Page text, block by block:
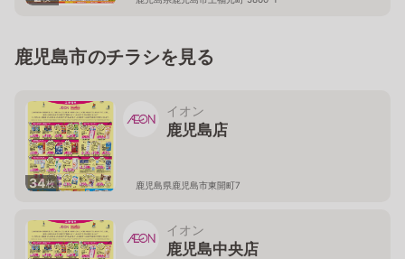
鹿児島市のチラシを見る
34枚
イオン
鹿児島店
鹿児島県鹿児島市東開町7
イオン
鹿児島中央店